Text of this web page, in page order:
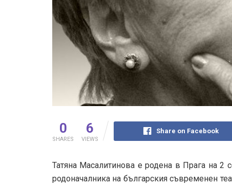
0
SHARES
6
VIEWS
Share on Facebook
Татяна Масалитинова е родена в Прага на 2
родоначалника на българския съвременен